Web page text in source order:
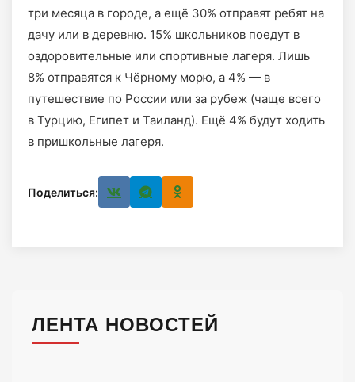
три месяца в городе, а ещё 30% отправят ребят на
дачу или в деревню. 15% школьников поедут в
оздоровительные или спортивные лагеря. Лишь
8% отправятся к Чёрному морю, а 4% — в
путешествие по России или за рубеж (чаще всего
в Турцию, Египет и Таиланд). Ещё 4% будут ходить
в пришкольные лагеря.
Поделиться:
ЛЕНТА НОВОСТЕЙ